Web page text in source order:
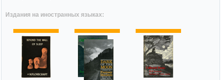
Издания на иностранных языках: